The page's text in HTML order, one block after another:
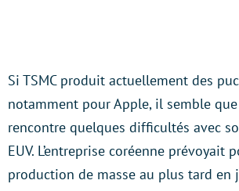
Si TSMC produit actuellement des
notamment pour Apple, il semble
rencontre quelques difficultés avec
EUV. L’entreprise coréenne prévoyait
production de masse au plus tard en